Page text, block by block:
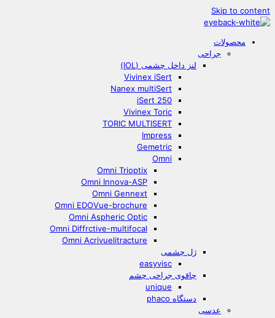
Skip to content
محصولات
جراحی
لنز داخل چشمی (IOL)
Vivinex iSert
Nanex multiSert
iSert 250
Vivinex Toric
TORIC MULTISERT
Impress
Gemetric
Omni
Omni Trioptix
Omni Innova-ASP
Omni Gennext
Omni EDOVue-brochure
Omni Aspheric Optic
Omni Diffrctive-multifocal
Omni Acrivuelitracture
ژل چشمی
easyvisc
چاقوی جراحی چشم
unique
دستگاه phaco
عدسی